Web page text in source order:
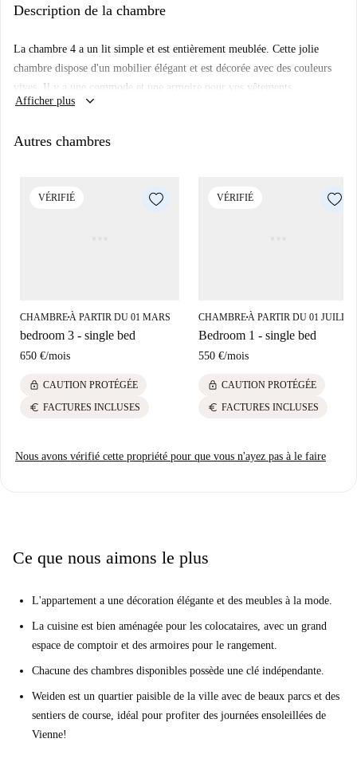
L'appartement est situé à Wieden, un bel endroit à proximité du centre-
proximité, et les transports en commun sont pratiques pour vous déplacer
dans la ville.
Description de la chambre
La chambre 4 a un lit simple et est entièrement meublée. Cette jolie
chambre dispose d'un mobilier élégant et est décorée avec des couleurs
vives. Il y a une commode et une armoire pour vos vêtements.
Afficher plus
keyboard_arrow_down
Autres chambres
VÉRIFIÉ
CHAMBRE■À PARTIR DU 01 MARS
bedroom 3 - single bed
650 €/mois
lock CAUTION PROTÉGÉE
euro FACTURES INCLUSES
VÉRIFIÉ
CHAMBRE■À PARTIR DU 01 JUILLET
Bedroom 1 - single bed
550 €/mois
lock CAUTION PROTÉGÉE
euro FACTURES INCLUSES
Nous avons vérifié cette propriété pour que vous n'ayez pas à le faire
Ce que nous aimons le plus
L'appartement a une décoration élégante et des meubles à la mode.
La cuisine est bien aménagée pour les colocataires, avec un grand
espace de comptoir et des armoires pour le rangement.
Chacune des chambres disponibles possède une clé indépendante.
Weiden est un quartier paisible de la ville avec de beaux parcs et des
sentiers de course, idéal pour profiter des journées ensoleillées de
Vienne!